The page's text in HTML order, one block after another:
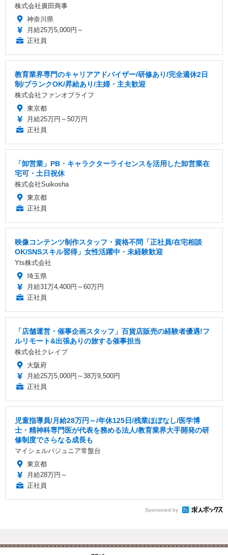
株式会社廣田商事
神奈川県
月給25万5,000円～
正社員
教育業界専門のキャリアアドバイザー/研修あり/完全週休2日
制/ブランクOK/昇給あり/主婦・主夫歓迎
株式会社ファンオブライフ
東京都
月給25万円～50万円
正社員
「卸営業」PB・キャラクターライセンスを活用した卸営業在
宅可・土日祝休
株式会社Suikosha
東京都
正社員
映像コンテンツ制作スタッフ・資格不問「正社員/在宅相談
OK/SNSスキル習得」女性活躍中・未経験歓迎
Yts株式会社
埼玉県
月給31万4,400円～60万円
正社員
「店舗運営・催事企画スタッフ」百貨店販売の経験者優遇!フ
ルリモート&出張ありの旅する催事担当
株式会社クレイブ
大阪府
月給25万5,000円～38万9,500円
正社員
児童指導員/月給28万円～/年休125日/残業ほぼなし/医学博
士・精神科専門医が代表を務める法人/教育業界大手開発の研
修制度でさらなる成長も
マイシェルパジュニア常盤台
東京都
月給28万円～
正社員
Sponsored by